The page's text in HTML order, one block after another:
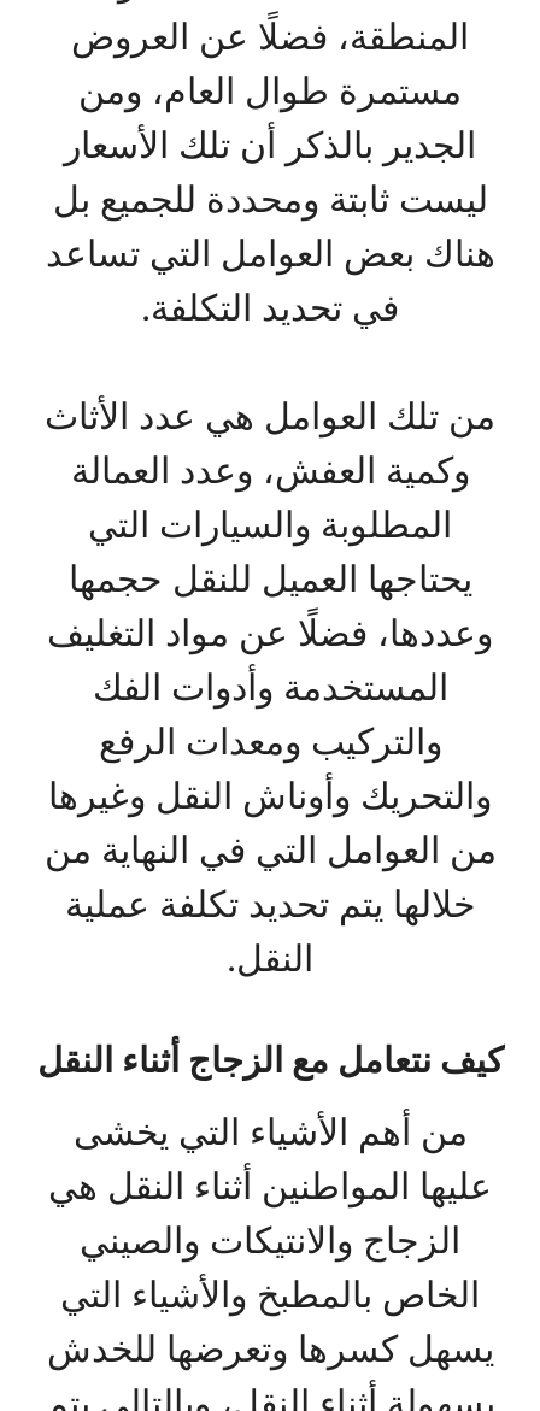
المنطقة، فضلًا عن العروض
مستمرة طوال العام، ومن
الجدير بالذكر أن تلك الأسعار
ليست ثابتة ومحددة للجميع بل
هناك بعض العوامل التي تساعد
في تحديد التكلفة.
من تلك العوامل هي عدد الأثاث
وكمية العفش، وعدد العمالة
المطلوبة والسيارات التي
يحتاجها العميل للنقل حجمها
وعددها، فضلًا عن مواد التغليف
المستخدمة وأدوات الفك
والتركيب ومعدات الرفع
والتحريك وأوناش النقل وغيرها
من العوامل التي في النهاية من
خلالها يتم تحديد تكلفة عملية
النقل.
كيف نتعامل مع الزجاج أثناء النقل
من أهم الأشياء التي يخشى
عليها المواطنين أثناء النقل هي
الزجاج والانتيكات والصيني
الخاص بالمطبخ والأشياء التي
يسهل كسرها وتعرضها للخدش